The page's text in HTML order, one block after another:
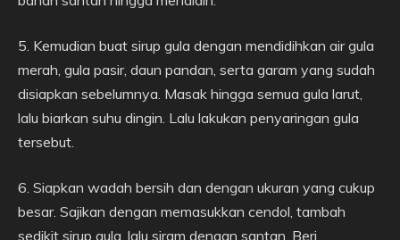
5. Kemudian buat sirup gula dengan mendidihkan air gula
merah, gula pasir, daun pandan, serta garam yang sudah
disiapkan sebelumnya. Masak hingga semua gula larut,
lalu biarkan suhu dingin. Lalu lakukan penyaringan gula
tersebut.
6. Siapkan wadah bersih dan dengan ukuran yang cukup
besar. Sajikan dengan memasukkan cendol, tambah
sedikit sirup gula, lalu siram dengan santan. Beri